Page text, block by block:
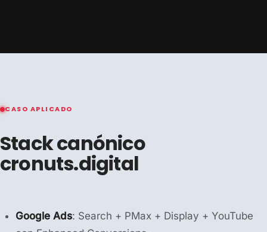
CASO APLICADO
Stack canónico
cronuts.digital
Google Ads: Search + PMax + Display + YouTube